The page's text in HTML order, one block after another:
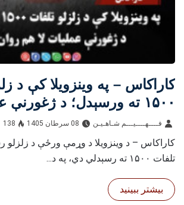
کاراکاس – په وینزویلا کې د
۱۵۰۰ ته ورسېدل؛ د
روان دي
فــــهــــيـــم شـاهـیـن‎‎ 08 سرطان 1405 138
کاراکاس – د وينزويلا د وړمې ورځې د
تلفات ۱۵۰۰ ته رسېدلي دي، په د...
بیشتر ببینید